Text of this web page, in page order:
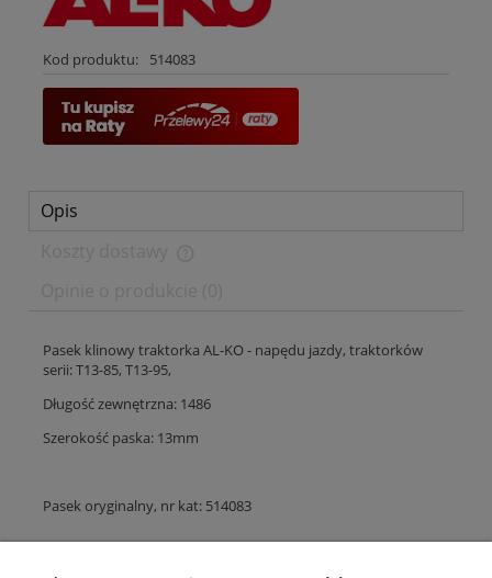
Kod produktu: 514083
Opis
Pasek klinowy traktorka AL-KO - napędu jazdy, traktorków
serii: T13-85, T13-95,
Długość zewnętrzna: 1486
Szerokość paska: 13mm
Pasek oryginalny, nr kat: 514083
ul. Warszawska 281